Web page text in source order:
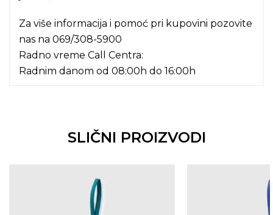
Za više informacija i pomoć pri kupovini pozovite
nas na 069/308-5900
Radno vreme Call Centra:
Radnim danom od 08:00h do 16:00h
SLIČNI PROIZVODI